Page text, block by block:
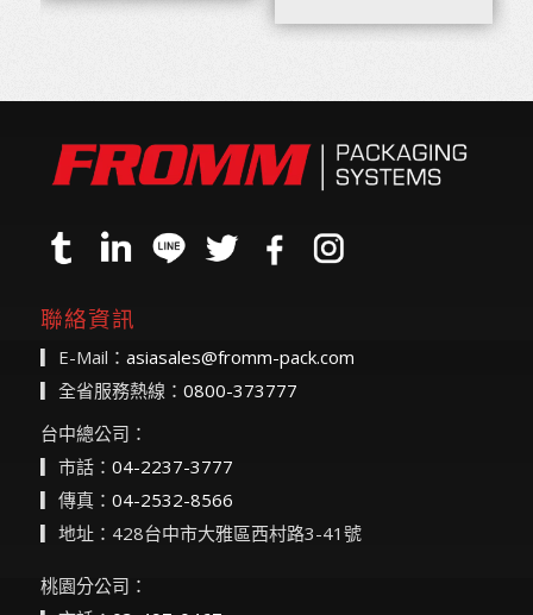
聯絡資訊
▎E-Mail： asiasales@fromm-pack.com
▎全省服務熱線： 0800-373777
台中總公司：
▎市話： 04-2237-3777
▎傳真： 04-2532-8566
▎地址：428台中市大雅區西村路3-41號
桃園分公司：